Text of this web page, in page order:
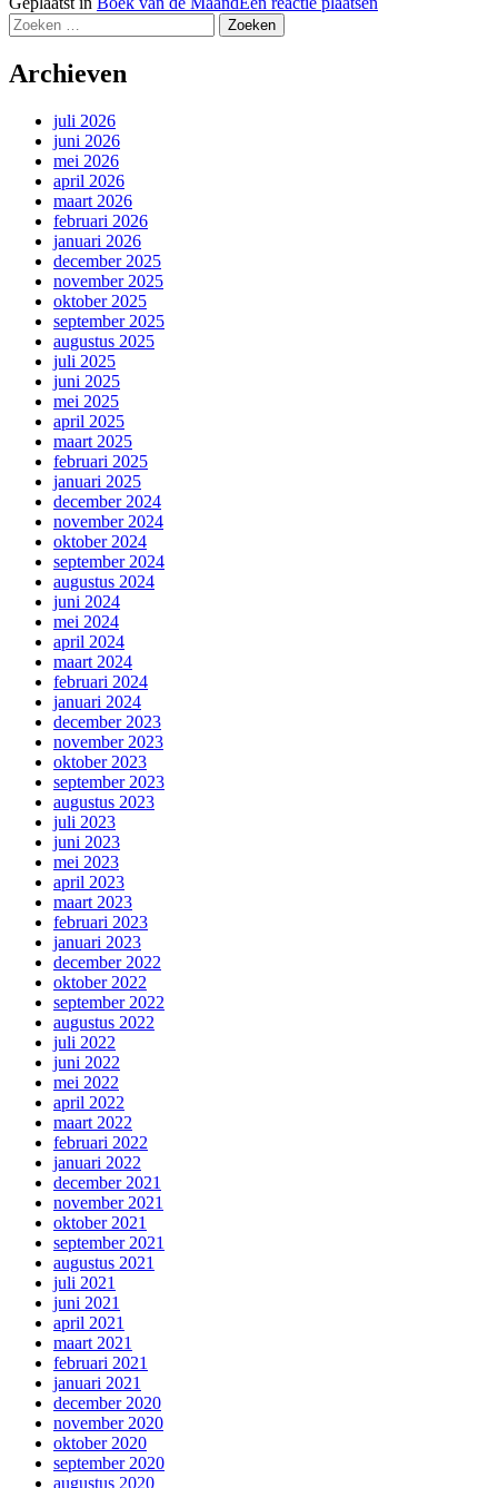
Zoeken
naar:
Archieven
juli 2026
juni 2026
mei 2026
april 2026
maart 2026
februari 2026
januari 2026
december 2025
november 2025
oktober 2025
september 2025
augustus 2025
juli 2025
juni 2025
mei 2025
april 2025
maart 2025
februari 2025
januari 2025
december 2024
november 2024
oktober 2024
september 2024
augustus 2024
juni 2024
mei 2024
april 2024
maart 2024
februari 2024
januari 2024
december 2023
november 2023
oktober 2023
september 2023
augustus 2023
juli 2023
juni 2023
mei 2023
april 2023
maart 2023
februari 2023
januari 2023
december 2022
oktober 2022
september 2022
augustus 2022
juli 2022
juni 2022
mei 2022
april 2022
maart 2022
februari 2022
januari 2022
december 2021
november 2021
oktober 2021
september 2021
augustus 2021
juli 2021
juni 2021
april 2021
maart 2021
februari 2021
januari 2021
december 2020
november 2020
oktober 2020
september 2020
augustus 2020